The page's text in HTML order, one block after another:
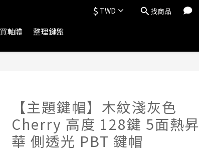
$ TWD 找商品
買軸體 整理鍵盤
【主題鍵帽】木紋淺灰色
Cherry 高度 128鍵 5面熱昇
華 側透光 PBT 鍵帽